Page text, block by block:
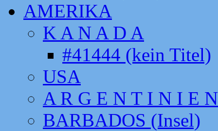
AMERIKA
K A N A D A
#41444 (kein Titel)
USA
A R G E N T I N I E N
BARBADOS (Insel)